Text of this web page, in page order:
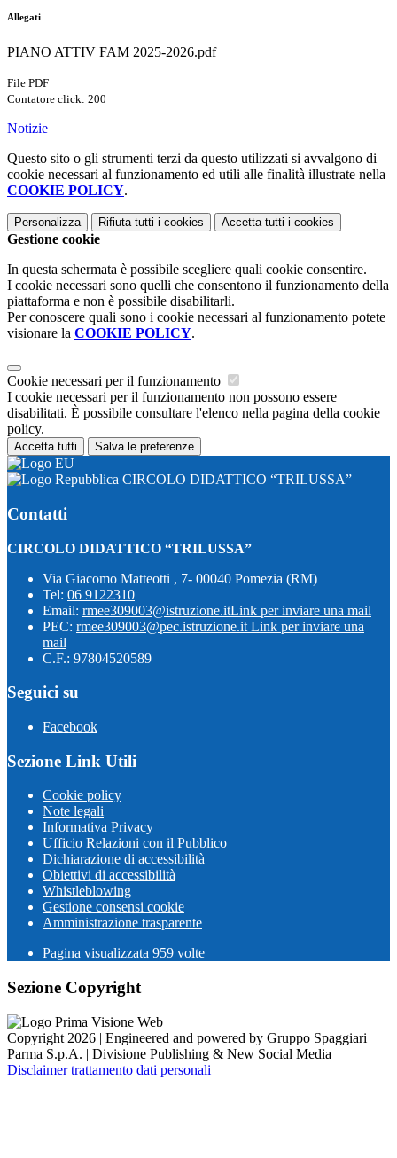
Allegati
PIANO ATTIV FAM 2025-2026.pdf
File PDF
Contatore click: 200
Notizie
Questo sito o gli strumenti terzi da questo utilizzati si avvalgono di
cookie necessari al funzionamento ed utili alle finalità illustrate nella
COOKIE POLICY.
Personalizza Rifiuta tutti i cookies Accetta tutti i cookies
Gestione cookie
In questa schermata è possibile scegliere quali cookie consentire.
I cookie necessari sono quelli che consentono il funzionamento della
piattaforma e non è possibile disabilitarli.
Per conoscere quali sono i cookie necessari al funzionamento potete
visionare la COOKIE POLICY.
Cookie necessari per il funzionamento
I cookie necessari per il funzionamento non possono essere
disabilitati. È possibile consultare l'elenco nella pagina della cookie
policy.
Accetta tutti Salva le preferenze
CIRCOLO DIDATTICO “TRILUSSA”
Contatti
CIRCOLO DIDATTICO “TRILUSSA”
Via Giacomo Matteotti , 7- 00040 Pomezia (RM)
Tel: 06 9122310
Email: rmee309003@istruzione.itLink per inviare una mail
PEC: rmee309003@pec.istruzione.it Link per inviare una
mail
C.F.: 97804520589
Seguici su
Facebook
Sezione Link Utili
Cookie policy
Note legali
Informativa Privacy
Ufficio Relazioni con il Pubblico
Dichiarazione di accessibilità
Obiettivi di accessibilità
Whistleblowing
Gestione consensi cookie
Amministrazione trasparente
Pagina visualizzata 959 volte
Sezione Copyright
Copyright 2026 | Engineered and powered by Gruppo Spaggiari
Parma S.p.A. | Divisione Publishing & New Social Media
Disclaimer trattamento dati personali